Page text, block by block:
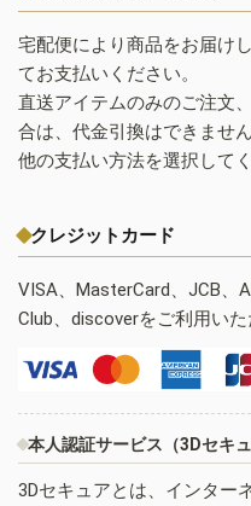
宅配便により商品をお届け
てお支払いください。
直送アイテムのみのご注文
合は、代金引換はできません
他の支払い方法を選択してく
クレジットカード
VISA、MasterCard、JCB、
Club、discoverをご利用いた
本人認証サービス（3Dセキ
3Dセキュアとは、インター